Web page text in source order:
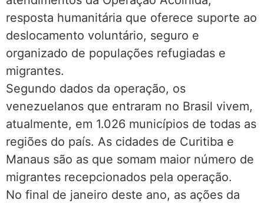
resposta humanitária que oferece suporte ao
deslocamento voluntário, seguro e
organizado de populações refugiadas e
migrantes.
Segundo dados da operação, os
venezuelanos que entraram no Brasil vivem,
atualmente, em 1.026 municípios de todas as
regiões do país. As cidades de Curitiba e
Manaus são as que somam maior número de
migrantes recepcionados pela operação.
No final de janeiro deste ano, as ações da